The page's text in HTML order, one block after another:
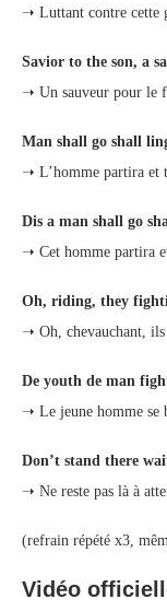
➝ Luttant contre cette
Savior to the son, a
➝ Un sauveur pour le
Man shall go shall
➝ L’homme partira et
Dis a man shall go
➝ Cet homme partira
Oh, riding, they
➝ Oh, chevauchant,
De youth de man
➝ Le jeune homme se
Don’t stand there
➝ Ne reste pas là à
(refrain répété x3,
Vidéo